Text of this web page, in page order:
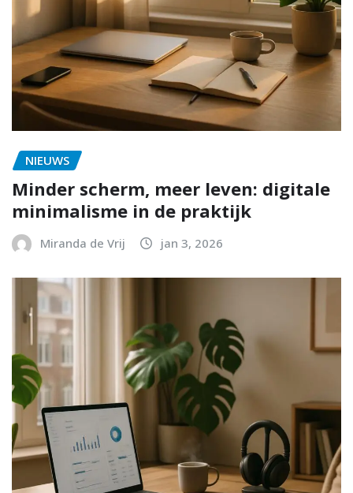
NIEUWS
Minder scherm, meer leven: digitale
minimalisme in de praktijk
Miranda de Vrij jan 3, 2026